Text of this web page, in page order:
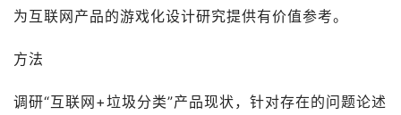
为互联网产品的游戏化设计研究提供有价值参考。
方法
调研“互联网+垃圾分类”产品现状，针对存在的问题论述